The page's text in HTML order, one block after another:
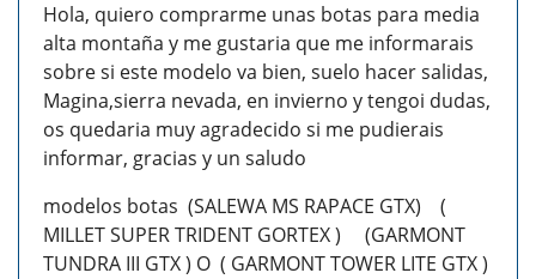
Hola, quiero comprarme unas botas para media
alta montaña y me gustaria que me informarais
sobre si este modelo va bien, suelo hacer salidas,
Magina,sierra nevada, en invierno y tengoi dudas,
os quedaria muy agradecido si me pudierais
informar, gracias y un saludo
modelos botas (SALEWA MS RAPACE GTX) (
MILLET SUPER TRIDENT GORTEX ) (GARMONT
TUNDRA III GTX ) O ( GARMONT TOWER LITE GTX )